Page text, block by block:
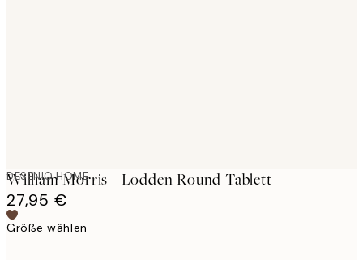
DESENIO HOME
William Morris - Lodden Round Tablett
27,95 €
Größe wählen